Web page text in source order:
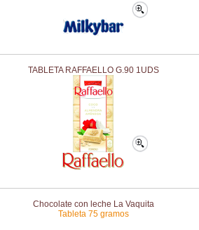
TABLETA RAFFAELLO G.90 1UDS
Chocolate con leche La Vaquita
Tableta 75 gramos